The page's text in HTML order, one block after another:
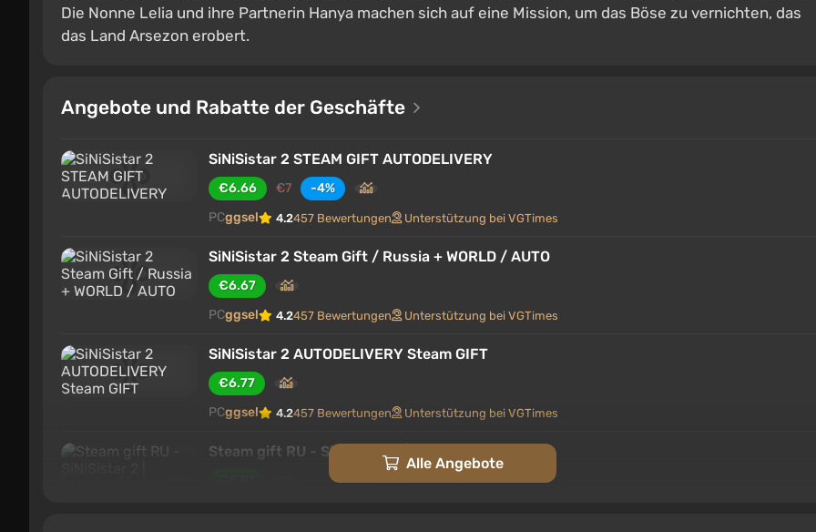
Die Nonne Lelia und ihre Partnerin Hanya machen sich auf eine Mission, um das Böse zu vernichten, das
das Land Arsezon erobert.
Angebote und Rabatte der Geschäfte
SiNiSistar 2 STEAM GIFT AUTODELIVERY
€6.66 €7
-4%
PCggsel 4.2457 Bewertungen Unterstützung bei VGTimes
SiNiSistar 2 Steam Gift / Russia + WORLD / AUTO
€6.67
PCggsel 4.2457 Bewertungen Unterstützung bei VGTimes
SiNiSistar 2 AUTODELIVERY Steam GIFT
€6.77
PCggsel 4.2457 Bewertungen Unterstützung bei VGTimes
Steam gift RU - SiNiSistar 2 | AUTODELIVERY
Alle Angebote